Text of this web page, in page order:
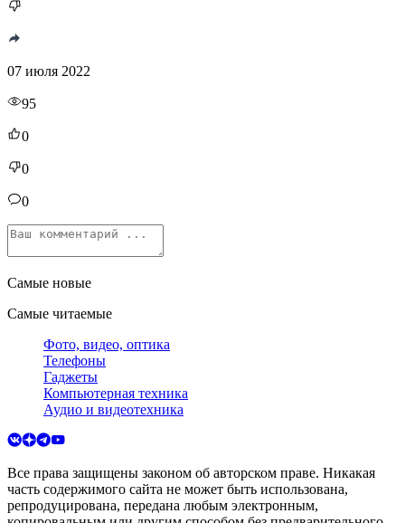
07 июля 2022
95
0
0
0
Самые новые
Самые читаемые
Фото, видео, оптика
Телефоны
Гаджеты
Компьютерная техника
Аудио и видеотехника
Все права защищены законом об авторском праве. Никакая
часть содержимого сайта не может быть использована,
репродуцирована, передана любым электронным,